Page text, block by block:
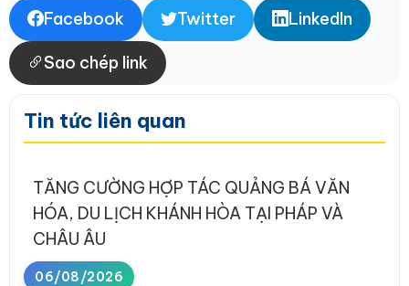
Facebook Twitter LinkedIn
Sao chép link
Tin tức liên quan
TĂNG CƯỜNG HỢP TÁC QUẢNG BÁ VĂN
HÓA, DU LỊCH KHÁNH HÒA TẠI PHÁP VÀ
CHÂU ÂU
06/08/2026